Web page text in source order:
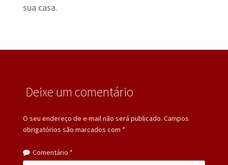
sua casa.
Deixe um comentário
O seu endereço de e-mail não será publicado. Campos
obrigatórios são marcados com *
Comentário *